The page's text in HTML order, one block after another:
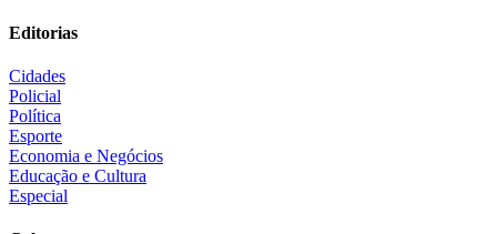
Editorias
Cidades
Policial
Política
Esporte
Economia e Negócios
Educação e Cultura
Especial